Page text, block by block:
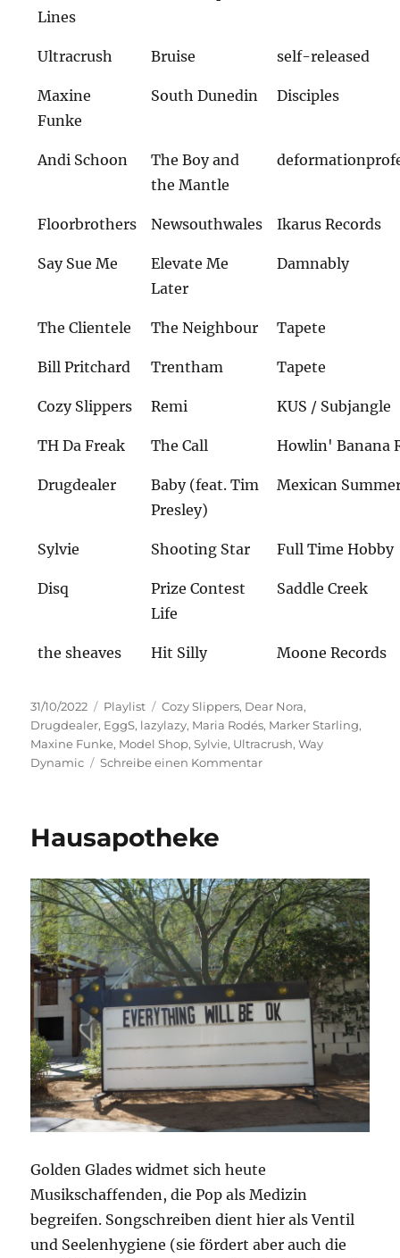
Lines
Ultracrush Bruise self-released
Maxine
Funke
South Dunedin Disciples
Andi Schoon
The Boy and
the Mantle
Floorbrothers Newsouthwales Ikarus Records
Say Sue Me
Elevate Me
Later
Damnably
The Clientele The Neighbour Tapete
Bill Pritchard Trentham Tapete
Cozy Slippers Remi KUS / Subjangle
TH Da Freak The Call Howlin' Banana
Drugdealer
Baby (feat. Tim
Presley)
Mexican
Sylvie Shooting Star Full Time Hobby
Disq
Prize Contest
Life
Saddle Creek
the sheaves Hit Silly Moone Records
Veröffentlicht
am
31/10/2022 Kategorien
Playlist Schlagwörter
Cozy Slippers, Dear Nora,
Drugdealer, EggS, lazylazy, Maria Rodés, Marker Starling,
Maxine Funke, Model Shop,Sylvie, Ultracrush,Way
Dynamic
Schreibe einen Kommentarzu
Hausapotheke
Golden Glades widmet sich heute
Musikschaffenden, die Pop als Medizin
begreifen. Songschreiben dient hier als Ventil
und Seelenhygiene (sie fördert aber auch die